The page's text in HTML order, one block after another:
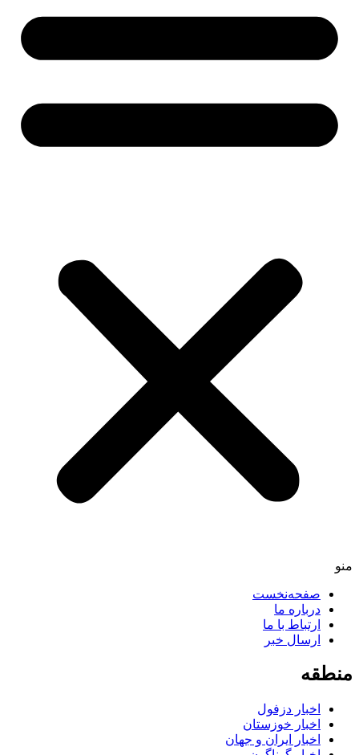
صفحه‌نخست
درباره ما
ارتباط با ما
ارسال خبر
اخبار دزفول
اخبار خوزستان
اخبار ایران و جهان